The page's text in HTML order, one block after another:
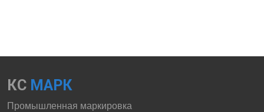
КС МАРК
Промышленная маркировка